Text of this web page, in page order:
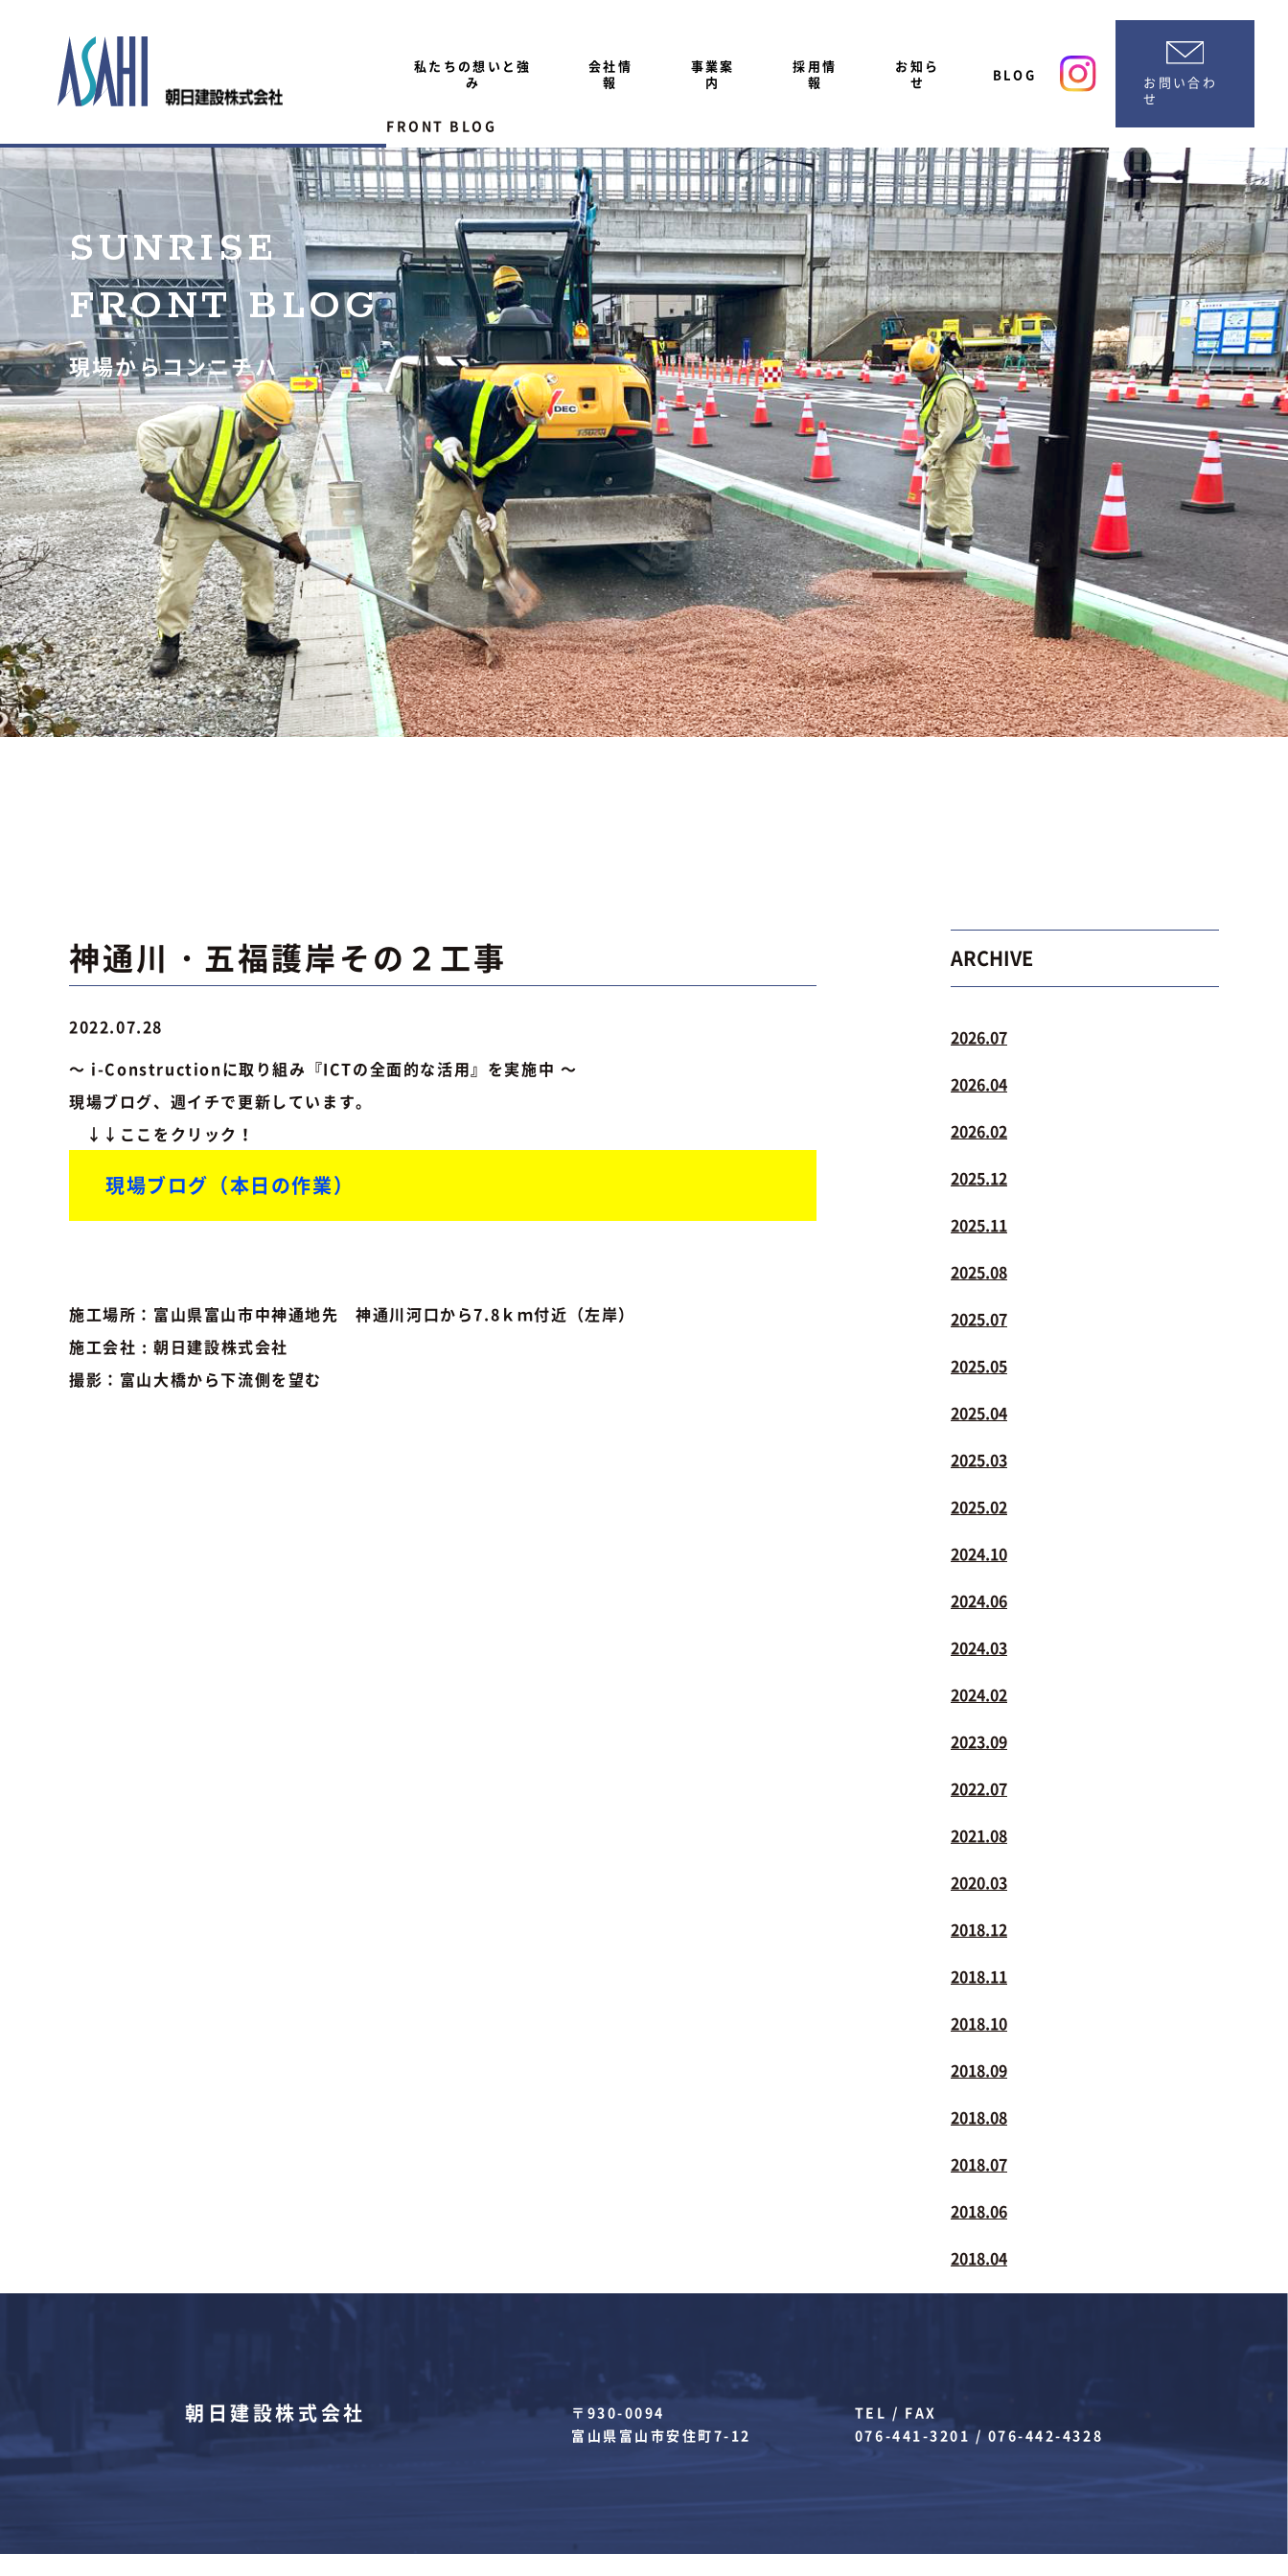
私たちの想いと強
み
会社情
報
事業案
内
採用情
報
お知ら
せ
BLOG
お問い合わ
せ
FRONT BLOG
SUNRISE
FRONT BLOG
現場からコンニチハ
神通川・五福護岸その２工事
2022.07.28
～ i-Constructionに取り組み『ICTの全面的な活用』を実施中 ～
現場ブログ、週イチで更新しています。
↓↓ ここをクリック！
現場ブログ（本日の作業）
施工場所：富山県富山市中神通地先 神通川河口から7.8ｋｍ付近（左岸）
施工会社 :朝日建設株式会社
撮影：富山大橋から下流側を望む
ARCHIVE
2026.07
2026.04
2026.02
2025.12
2025.11
2025.08
2025.07
2025.05
2025.04
2025.03
2025.02
2024.10
2024.06
2024.03
2024.02
2023.09
2022.07
2021.08
2020.03
2018.12
2018.11
2018.10
2018.09
2018.08
2018.07
2018.06
2018.04
朝日建設株式会社
〒930-0094
富山県富山市安住町7-12
TEL / FAX
076-441-3201 / 076-442-4328